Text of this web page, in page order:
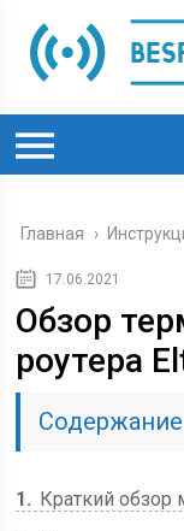
Главная ›
17.06.2021
Обзор
роутера
Содержание
1
Краткий обзор